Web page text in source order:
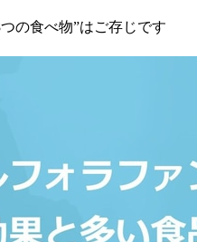
の食べ物”はご存じです